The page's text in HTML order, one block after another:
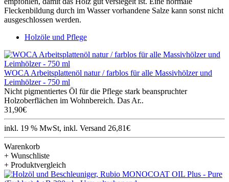
Fleckenbildung durch im Wasser vorhandene Salze kann sonst nicht
ausgeschlossen werden.
Holzöle und Pflege
WOCA Arbeitsplattenöl natur / farblos für alle Massivhölzer und
Leimhölzer - 750 ml
Nicht pigmentiertes Öl für die Pflege stark beanspruchter
Holzoberflächen im Wohnbereich. Das Ar..
31,90€
inkl. 19 % MwSt, inkl. Versand 26,81€
Warenkorb
+ Wunschliste
+ Produktvergleich